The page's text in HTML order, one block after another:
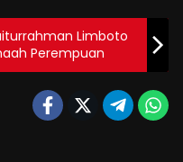
Limboto
Menimpa Jamaah Perempuan